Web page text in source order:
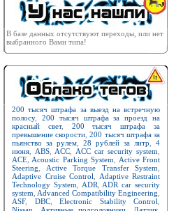
В базе данных отсутствуют переходы, или нет
выбранного Вами типа!
200 тысяч штрафа за выезд на встречную
полосу, 200 тысяч штрафа за проезд на
красный свет, 200 тысяч штрафа за
превышение скорости ,200 тысяч штрафа за
пьянство за рулем
28 рублей за литр
4
июня
ABS ACC ACC car security system
ACE Acoustic Parking System
Active Front
Steering
Active Torque Transfer System
Adaptive Cruise Control
Adaptive Restraint
Technology System
ADR
ADR car security
system Advanced Compatibility Engineering
ASF, DBC, Electronic Stability Control